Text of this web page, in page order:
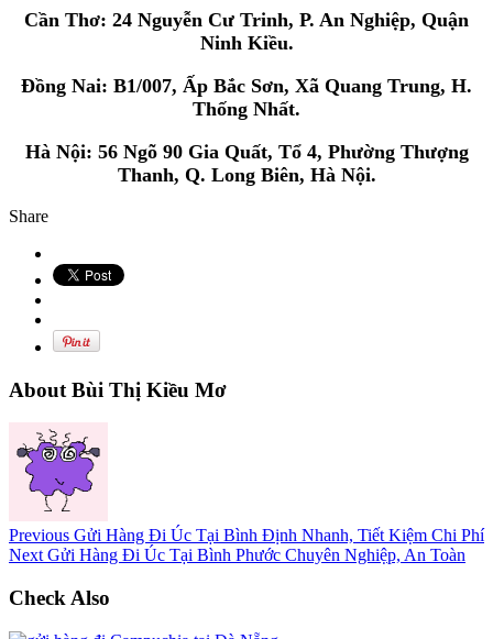
Cần Thơ: 24 Nguyễn Cư Trinh, P. An Nghiệp, Quận
Ninh Kiều.
Đồng Nai: B1/007, Ấp Bắc Sơn, Xã Quang Trung, H.
Thống Nhất.
Hà Nội: 56 Ngõ 90 Gia Quất, Tổ 4, Phường Thượng
Thanh, Q. Long Biên, Hà Nội.
Share
About Bùi Thị Kiều Mơ
Previous Gửi Hàng Đi Úc Tại Bình Định Nhanh, Tiết Kiệm Chi Phí
NextGửi Hàng Đi Úc Tại Bình Phước Chuyên Nghiệp, An Toàn
Check Also